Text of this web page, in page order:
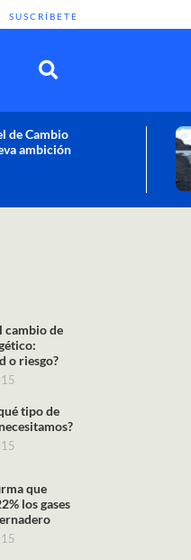
SUSCRÍBETE
sus efectos
urgente
cambio de
o riesgo?
tipo de
que
los gases